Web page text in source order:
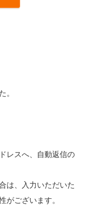
。
レスへ、自動返信の
は、入力いただいた
がございます。